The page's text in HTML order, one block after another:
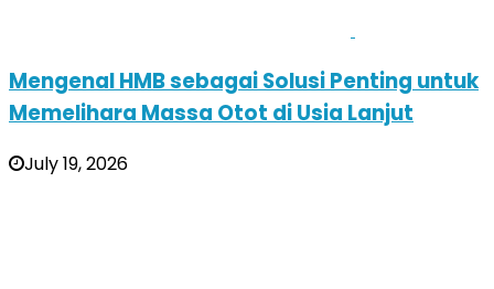
Mengenal HMB sebagai Solusi Penting untuk
Memelihara Massa Otot di Usia Lanjut
July 19, 2026